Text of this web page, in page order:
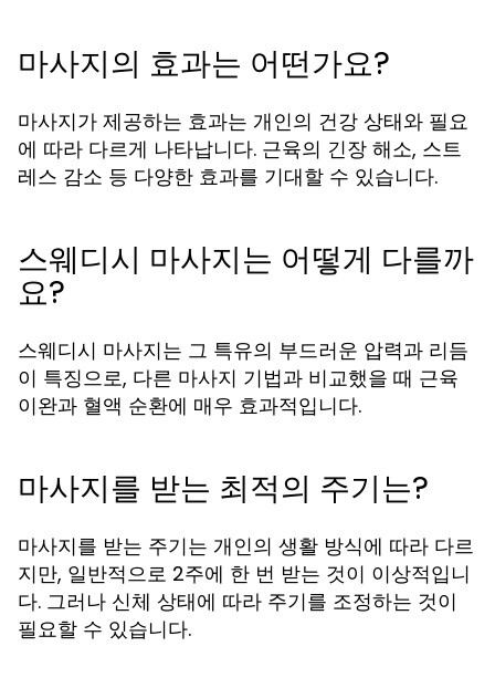
마사지의 효과는 어떤가요?
마사지가 제공하는 효과는 개인의 건강 상태와 필요
에 따라 다르게 나타납니다. 근육의 긴장 해소, 스트
레스 감소 등 다양한 효과를 기대할 수 있습니다.
스웨디시 마사지는 어떻게 다를까
요?
스웨디시 마사지는 그 특유의 부드러운 압력과 리듬
이 특징으로, 다른 마사지 기법과 비교했을 때 근육
이완과 혈액 순환에 매우 효과적입니다.
마사지를 받는 최적의 주기는?
마사지를 받는 주기는 개인의 생활 방식에 따라 다르
지만, 일반적으로 2주에 한 번 받는 것이 이상적입니
다. 그러나 신체 상태에 따라 주기를 조정하는 것이
필요할 수 있습니다.